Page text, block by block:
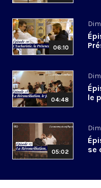
06:10
04:48
le
05:02
se